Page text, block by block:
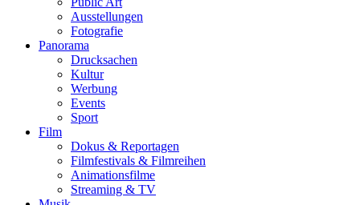
Ausstellungen
Fotografie
Panorama
Drucksachen
Kultur
Werbung
Events
Sport
Film
Dokus & Reportagen
Filmfestivals & Filmreihen
Animationsfilme
Streaming & TV